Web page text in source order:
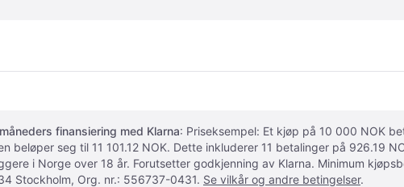
finansiering med Klarna: Priseksempel: Et kjøp på 10 000 NOK
beløper seg til 11 101.12 NOK. Dette inkluderer 11 betalinger på 926.19
i Norge over 18 år. Forutsetter godkjenning av Klarna. Minimum
Stockholm, Org. nr.: 556737-0431. Se vilkår og andre betingelser.